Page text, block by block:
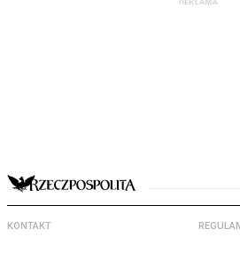
KONTAKT